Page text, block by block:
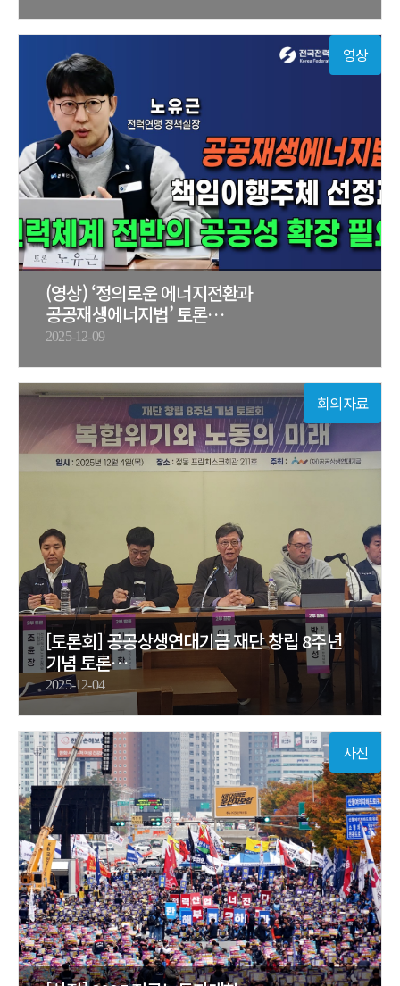
영상
(영상) ‘정의로운 에너지전환과
공공재생에너지법’ 토론…
2025-12-09
회의자료
[토론회] 공공상생연대기금 재단 창립 8주년
기념 토론…
2025-12-04
사진